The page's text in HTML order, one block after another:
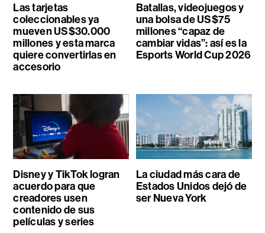
Las tarjetas
coleccionables ya
mueven US$30.000
millones y esta marca
quiere convertirlas en
accesorio
Batallas, videojuegos y
una bolsa de US$75
millones “capaz de
cambiar vidas”: así es la
Esports World Cup 2026
Disney y TikTok logran
acuerdo para que
creadores usen
contenido de sus
películas y series
La ciudad más cara de
Estados Unidos dejó de
ser Nueva York